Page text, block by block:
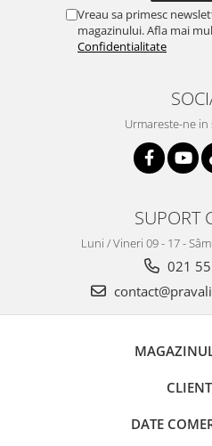
Vreau sa primesc
magazinului. Afla mai
Confidentialitate
Urmareste-ne in
SUPORT
Luni / Vineri 09 - 17 -
021
DATE